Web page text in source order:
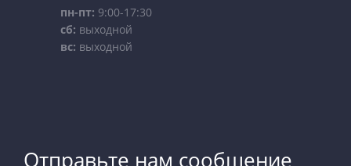
пн-пт: 9:00-17:30
сб: выходной
вс: выходной
Отправьте нам сообщение